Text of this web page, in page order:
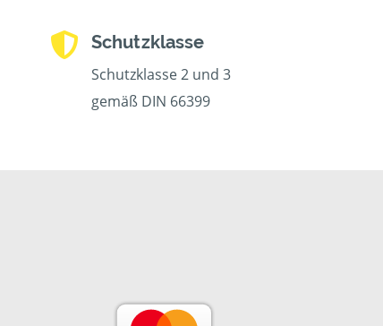
Schutzklasse
Schutzklasse 2 und 3
gemäß DIN 66399